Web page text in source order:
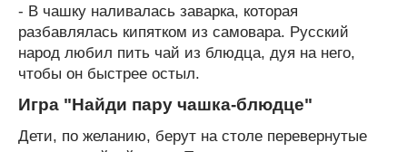
- В чашку наливалась заварка, которая
разбавлялась кипятком из самовара. Русский
народ любил пить чай из блюдца, дуя на него,
чтобы он быстрее остыл.
Игра "Найди пару чашка-блюдце"
Дети, по желанию, берут на столе перевернутые